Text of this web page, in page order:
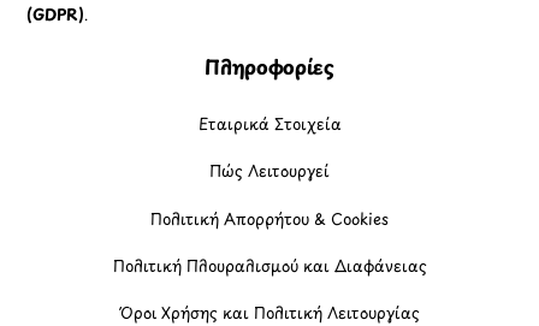
(GDPR).
Πληροφορίες
Εταιρικά Στοιχεία
Πώς Λειτουργεί
Πολιτική Απορρήτου & Cookies
Πολιτική Πλουραλισμού και Διαφάνειας
Όροι Χρήσης και Πολιτική Λειτουργίας